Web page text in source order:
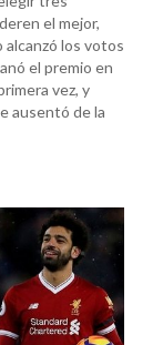
el mejor,
los votos
el premio en
vez, y
ausentó de la